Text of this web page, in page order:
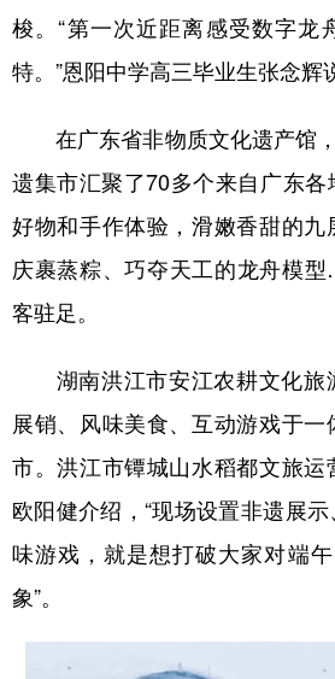
梭。“第一次近距离感受数字龙
特。”恩阳中学高三毕业生张念辉
在广东省非物质文化遗产馆，
遗集市汇聚了70多个来自广东
好物和手作体验，滑嫩香甜的
庆裹蒸粽、巧夺天工的龙舟模
客驻足。
湖南洪江市安江农耕文化旅
展销、风味美食、互动游戏于
市。洪江市镡城山水稻都文旅运
欧阳健介绍，“现场设置非遗展
味游戏，就是想打破大家对端午
象”。